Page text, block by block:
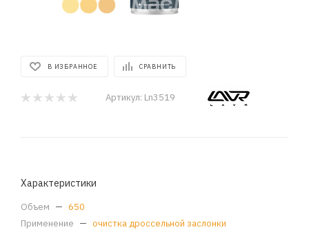
В ИЗБРАННОЕ СРАВНИТЬ
Артикул: Ln3519
Характеристики
Объем — 650
Применение — очистка дроссельной заслонки